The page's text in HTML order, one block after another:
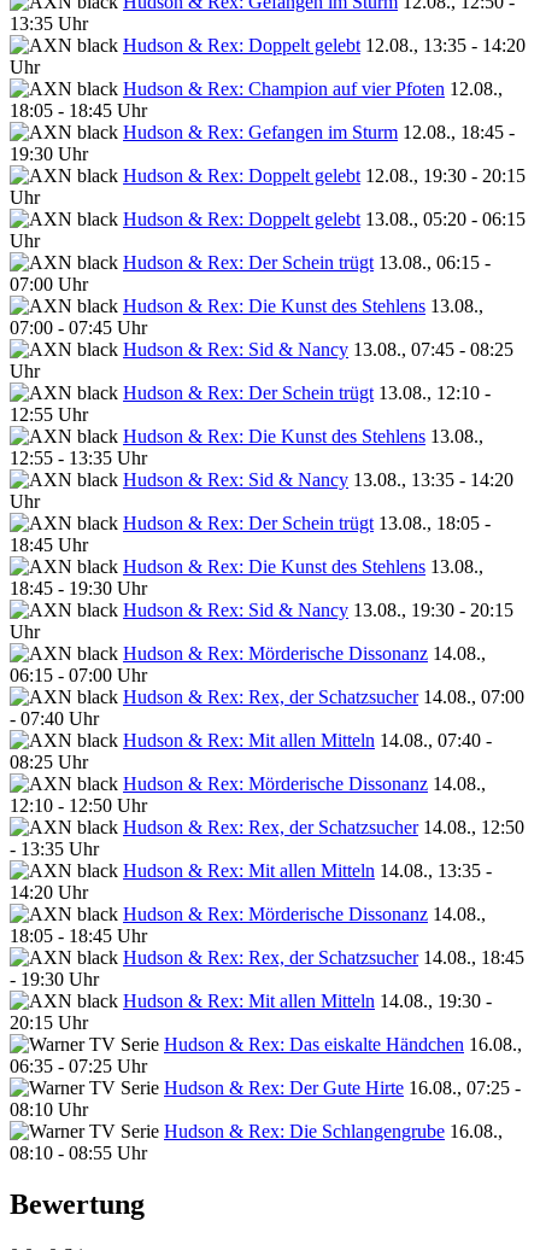
13:35 Uhr
Hudson & Rex: Doppelt gelebt 12.08., 13:35 - 14:20
Uhr
Hudson & Rex: Champion auf vier Pfoten 12.08.,
18:05 - 18:45 Uhr
Hudson & Rex: Gefangen im Sturm 12.08., 18:45 -
19:30 Uhr
Hudson & Rex: Doppelt gelebt 12.08., 19:30 - 20:15
Uhr
Hudson & Rex: Doppelt gelebt 13.08., 05:20 - 06:15
Uhr
Hudson & Rex: Der Schein trügt 13.08., 06:15 -
07:00 Uhr
Hudson & Rex: Die Kunst des Stehlens 13.08.,
07:00 - 07:45 Uhr
Hudson & Rex: Sid & Nancy 13.08., 07:45 - 08:25
Uhr
Hudson & Rex: Der Schein trügt 13.08., 12:10 -
12:55 Uhr
Hudson & Rex: Die Kunst des Stehlens 13.08.,
12:55 - 13:35 Uhr
Hudson & Rex: Sid & Nancy 13.08., 13:35 - 14:20
Uhr
Hudson & Rex: Der Schein trügt 13.08., 18:05 -
18:45 Uhr
Hudson & Rex: Die Kunst des Stehlens 13.08.,
18:45 - 19:30 Uhr
Hudson & Rex: Sid & Nancy 13.08., 19:30 - 20:15
Uhr
Hudson & Rex: Mörderische Dissonanz 14.08.,
06:15 - 07:00 Uhr
Hudson & Rex: Rex, der Schatzsucher 14.08., 07:00
- 07:40 Uhr
Hudson & Rex: Mit allen Mitteln 14.08., 07:40 -
08:25 Uhr
Hudson & Rex: Mörderische Dissonanz 14.08.,
12:10 - 12:50 Uhr
Hudson & Rex: Rex, der Schatzsucher 14.08., 12:50
- 13:35 Uhr
Hudson & Rex: Mit allen Mitteln 14.08., 13:35 -
14:20 Uhr
Hudson & Rex: Mörderische Dissonanz 14.08.,
18:05 - 18:45 Uhr
Hudson & Rex: Rex, der Schatzsucher 14.08., 18:45
- 19:30 Uhr
Hudson & Rex: Mit allen Mitteln 14.08., 19:30 -
20:15 Uhr
Hudson & Rex: Das eiskalte Händchen 16.08.,
06:35 - 07:25 Uhr
Hudson & Rex: Der Gute Hirte 16.08., 07:25 -
08:10 Uhr
Hudson & Rex: Die Schlangengrube 16.08.,
08:10 - 08:55 Uhr
Bewertung